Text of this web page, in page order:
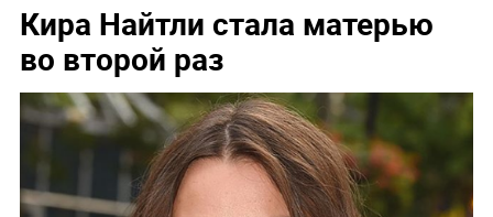
Кира Найтли стала матерью
во второй раз